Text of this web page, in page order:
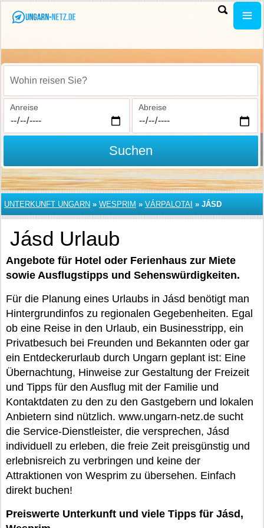
Wohin reisen Sie?
Anreise Abreise
Suchen
UNTERKUNFT UNGARN » WESPRIM » VÁRPALOTAI » JÁSD
Jásd Urlaub
Angebote für Hotel oder Ferienhaus zur Miete
sowie Ausflugstipps und Sehenswürdigkeiten.
Für die Planung eines Urlaubs in Jásd benötigt man
Hintergrundinfos zu regionalen Gegebenheiten. Egal
ob eine Reise in den Urlaub, ein Businesstripp, ein
Privatbesuch bei Freunden und Bekannten oder gar
ein Entdeckerurlaub durch Ungarn geplant ist: Eine
Übernachtung, Hinweise zur Gestaltung der Freizeit
und Tipps für den Ausflug mit der Familie und
Kontaktdaten zu den zu den Gastgebern und lokalen
Anbietern sind nützlich. www.ungarn-netz.de sucht
die Service-Dienstleister, die versprechen, Jásd
individuell zu erleben, die freie Zeit preisgünstig und
erlebnisreich zu verbringen und keine der
Attraktionen von Wesprim zu übersehen. Einfach
direkt buchen!
Preiswerte Unterkunft und viele Tipps für Jásd,